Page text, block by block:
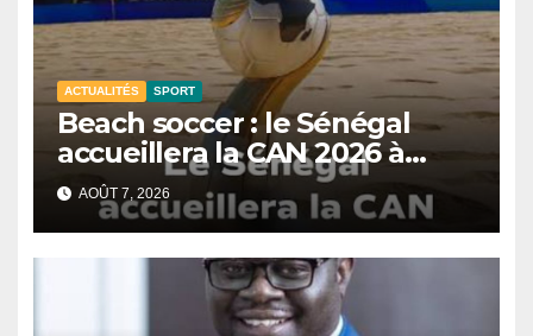
ACTUALITÉS SPORT
Beach soccer : le Sénégal
accueillera la CAN 2026 à
Dakar.
AOÛT 7, 2026